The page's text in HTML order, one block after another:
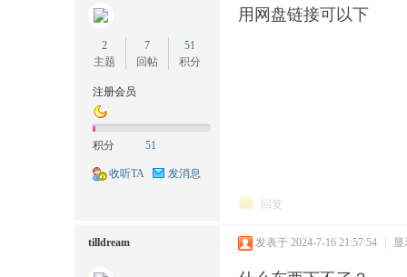
2
主题
7
回帖
51
积分
注册会员
积分 51
收听TA 发消息
用网盘链接可以下
回复
tilldream 发表于 2024-7-16 21:57:54 显